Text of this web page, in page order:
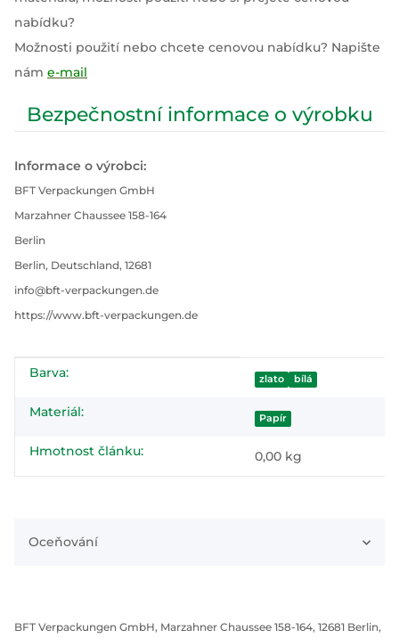
nabídku?
Možnosti použití nebo chcete cenovou nabídku? Napište
nám e-mail
Bezpečnostní informace o výrobku
Informace o výrobci:
BFT Verpackungen GmbH
Marzahner Chaussee 158-164
Berlin
Berlin, Deutschland, 12681
info@bft-verpackungen.de
https://www.bft-verpackungen.de
#productDetails.itemInformation#
#productDetails.itemValue#
Barva: zlato bílá
Materiál: Papír
Hmotnost článku: 0,00 kg
Oceňování
BFT Verpackungen GmbH, Marzahner Chaussee 158-164, 12681 Berlin,